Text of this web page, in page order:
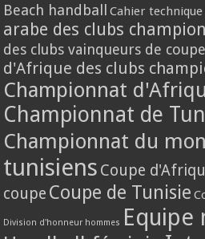
Beach handball Cahier technique
arabe des clubs
des clubs vainqueurs de coupe
d'Afrique des clubs
Championnat
Championnat de
Championnat du
tunisiens Coupe
coupe Coupe de Tunisie
Division d'honneur hommes Equipe